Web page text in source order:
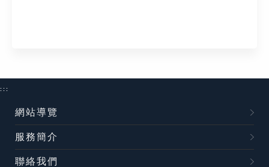
:::
網站導覽
服務簡介
聯絡我們